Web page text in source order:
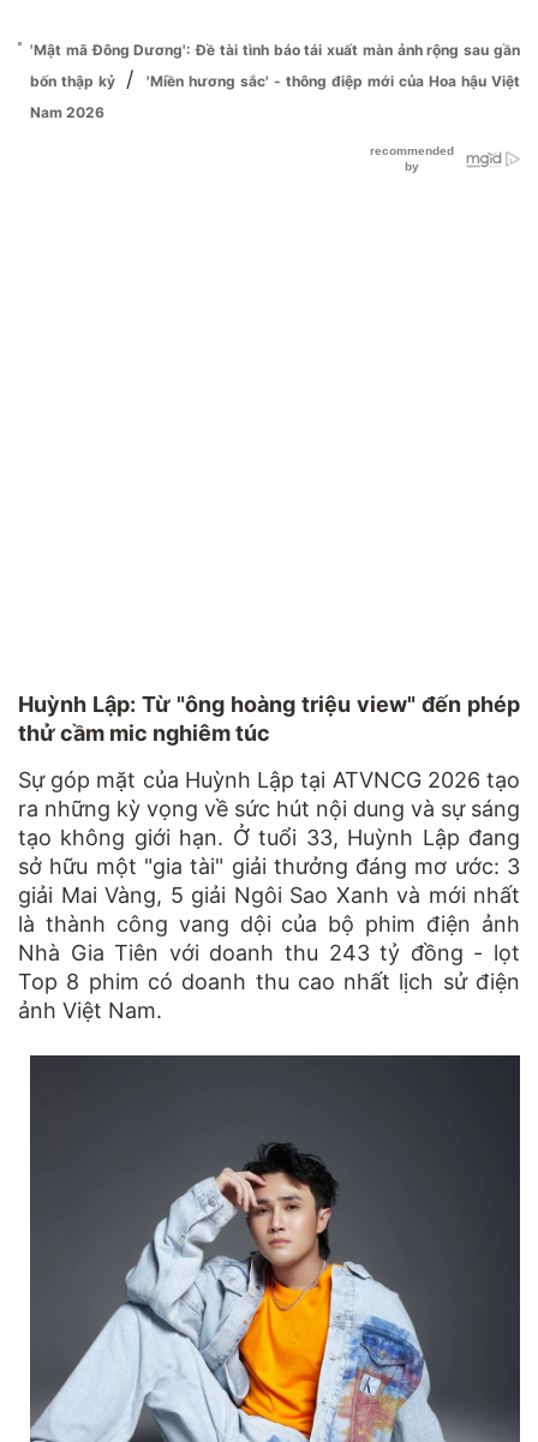
'Mật mã Đông Dương': Đề tài tình báo tái xuất màn ảnh rộng sau gần
bốn thập kỷ
/
'Miền hương sắc' - thông điệp mới của Hoa hậu Việt
Nam 2026
Huỳnh Lập: Từ "ông hoàng triệu view" đến phép
thử cầm mic nghiêm túc
Sự góp mặt của Huỳnh Lập tại ATVNCG 2026 tạo
ra những kỳ vọng về sức hút nội dung và sự sáng
tạo không giới hạn. Ở tuổi 33, Huỳnh Lập đang
sở hữu một "gia tài" giải thưởng đáng mơ ước: 3
giải Mai Vàng, 5 giải Ngôi Sao Xanh và mới nhất
là thành công vang dội của bộ phim điện ảnh
Nhà Gia Tiên với doanh thu 243 tỷ đồng - lọt
Top 8 phim có doanh thu cao nhất lịch sử điện
ảnh Việt Nam.